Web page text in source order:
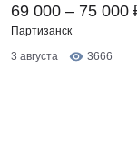
69 000 – 75 000
Партизанск
3 августа
3666